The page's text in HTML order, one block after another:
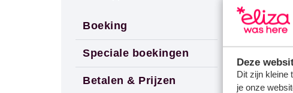
Deze
Dit zijn kleine
je onze
Boeking
Speciale boekingen
Betalen & Prijzen
Kan ik
Hoe
Kan ik